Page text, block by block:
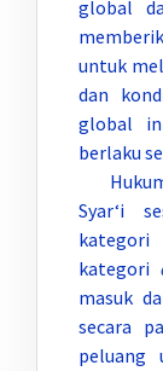
global
untuk
dan
global
berlaku
Syar‘i
kategori
kategori
masuk
secara
peluang